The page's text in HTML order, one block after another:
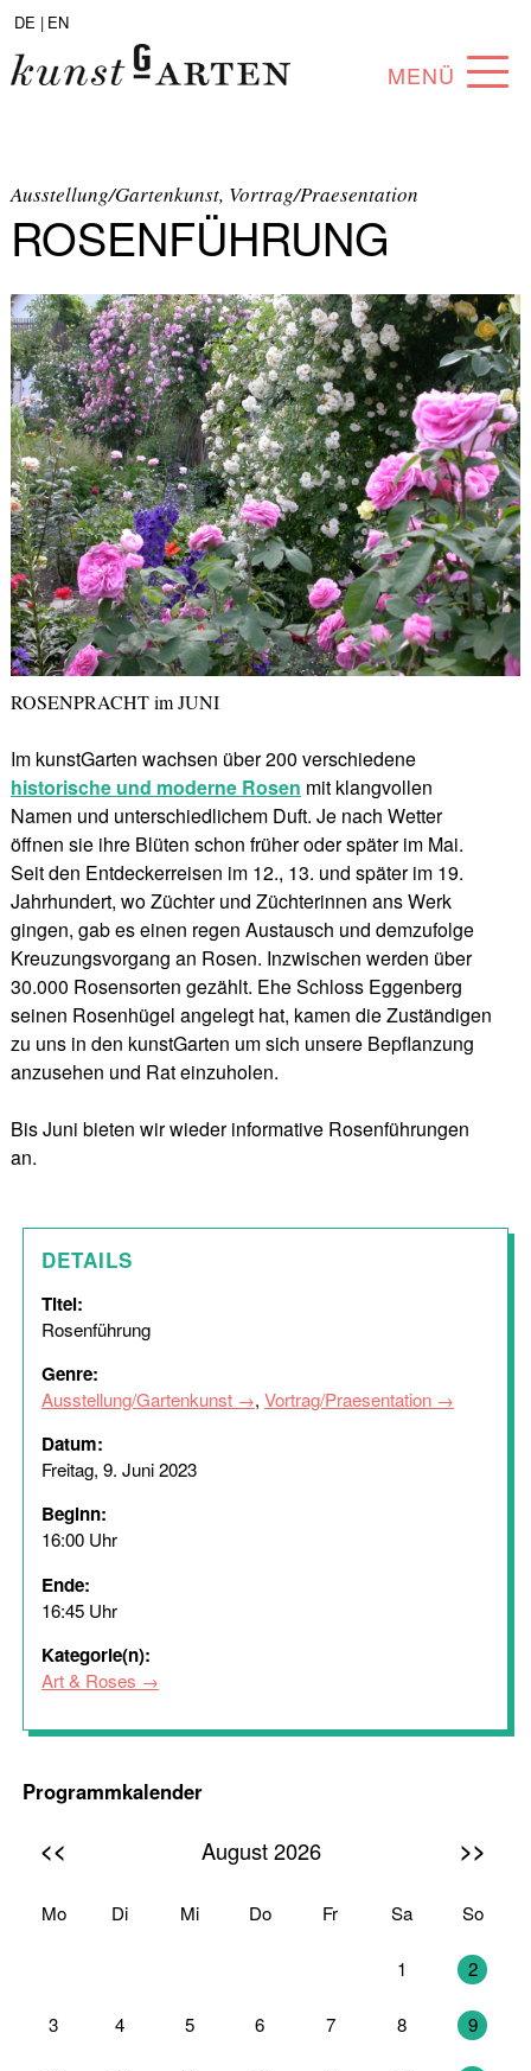
DE | EN
MENÜ
ABOUT
SAMMLUNG
KÜNSTLER*INNEN
PARTNER*INNEN
ANGEBOTE
Ausstellung/Gartenkunst, Vortrag/Praesentation
ROSENFÜHRUNG
ROSENPRACHT im JUNI
Im kunstGarten wachsen über 200 verschiedene
historische und moderne Rosen mit klangvollen
Namen und unterschiedlichem Duft. Je nach Wetter
öffnen sie ihre Blüten schon früher oder später im Mai.
Seit den Entdeckerreisen im 12., 13. und später im 19.
Jahrhundert, wo Züchter und Züchterinnen ans Werk
gingen, gab es einen regen Austausch und demzufolge
Kreuzungsvorgang an Rosen. Inzwischen werden über
30.000 Rosensorten gezählt. Ehe Schloss Eggenberg
seinen Rosenhügel angelegt hat, kamen die Zuständigen
zu uns in den kunstGarten um sich unsere Bepflanzung
anzusehen und Rat einzuholen.
Bis Juni bieten wir wieder informative Rosenführungen
an.
DETAILS
Titel:
Rosenführung
Genre:
Ausstellung/Gartenkunst , Vortrag/Praesentation
Datum:
Freitag, 9. Juni 2023
Beginn:
16:00 Uhr
Ende:
16:45 Uhr
Kategorie(n):
Art & Roses
Programmkalender
<< August 2026 >>
Mo Di Mi Do Fr Sa So
1 2
3 4 5 6 7 8 9